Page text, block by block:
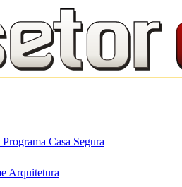
Programa Casa Segura
Arquitetura